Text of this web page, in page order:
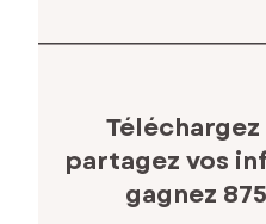
Téléchargez
partagez vos
gagnez